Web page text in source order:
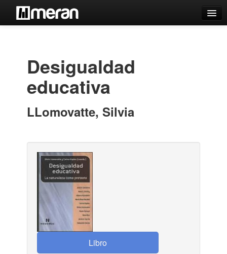
Estantes Virtuales
Iniciar sesión
Desigualdad
educativa
LLomovatte, Silvia